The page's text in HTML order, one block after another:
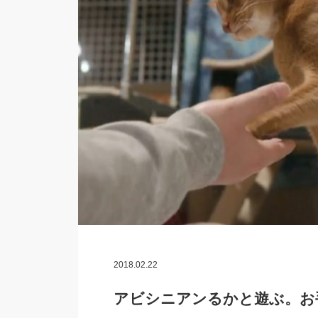
2018.02.22
アビシニアンるかと遊ぶ。